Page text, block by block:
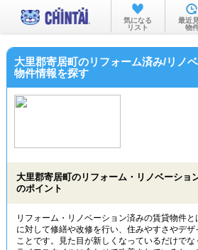
お部屋を探す
沿線・駅
不動産会
気になる
リスト
最近
物
大里郡寄居町のリフォーム済み/リノ
物件情報を探す
大里郡寄居町のリフォーム・リノベーショ
のポイント
リフォーム・リノベーション済みの賃貸物件
に対して修繕や改修を行い、住みやすさやデ
ことです。見た目が新しくなっているだけで